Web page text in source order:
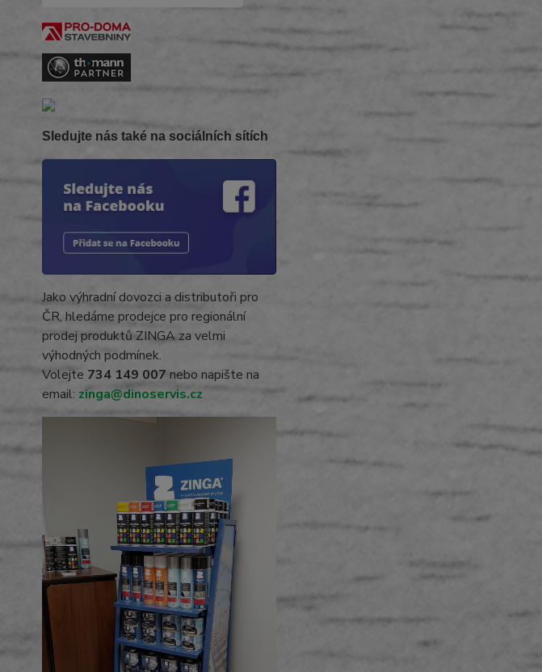
Sledujte nás také na sociálních sítích
Jako výhradní dovozci a distributoři pro
ČR, hledáme prodejce pro regionální
prodej produktů ZINGA za velmi
výhodných podmínek.
Volejte 734 149 007 nebo napište na
email: zinga@dinoservis.cz